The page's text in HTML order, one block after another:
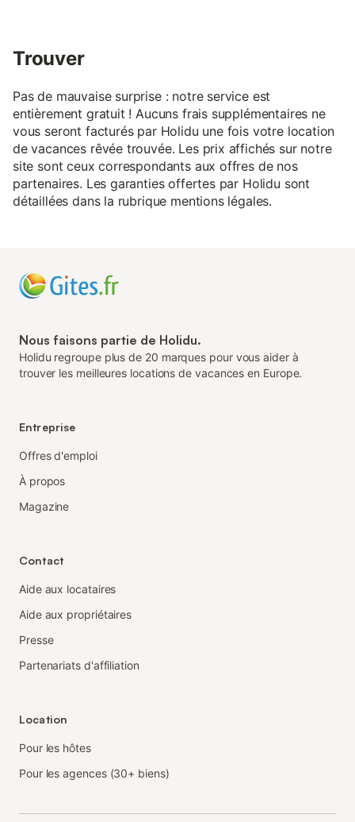
Trouver
Pas de mauvaise surprise : notre service est
entièrement gratuit ! Aucuns frais supplémentaires ne
vous seront facturés par Holidu une fois votre location
de vacances rêvée trouvée. Les prix affichés sur notre
site sont ceux correspondants aux offres de nos
partenaires. Les garanties offertes par Holidu sont
détaillées dans la rubrique mentions légales.
Nous faisons partie de Holidu.
Holidu regroupe plus de 20 marques pour vous aider à
trouver les meilleures locations de vacances en Europe.
Entreprise
Offres d'emploi
À propos
Magazine
Contact
Aide aux locataires
Aide aux propriétaires
Presse
Partenariats d'affiliation
Location
Pour les hôtes
Pour les agences (30+ biens)